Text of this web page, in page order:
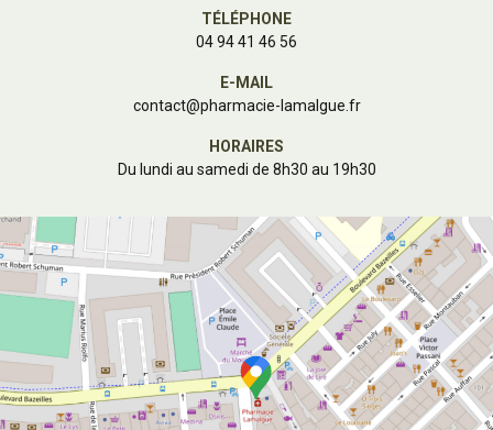
TÉLÉPHONE
04 94 41 46 56
E-MAIL
contact@pharmacie-lamalgue.fr
HORAIRES
Du lundi au samedi de 8h30 au 19h30